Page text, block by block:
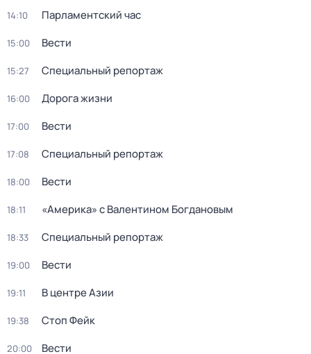
14:10 Парламентский час
15:00 Вести
15:27 Специальный репортаж
16:00 Дорога жизни
17:00 Вести
17:08 Специальный репортаж
18:00 Вести
18:11 «Америка» с Валентином Богдановым
18:33 Специальный репортаж
19:00 Вести
19:11 В центре Азии
19:38 Стоп Фейк
20:00 Вести